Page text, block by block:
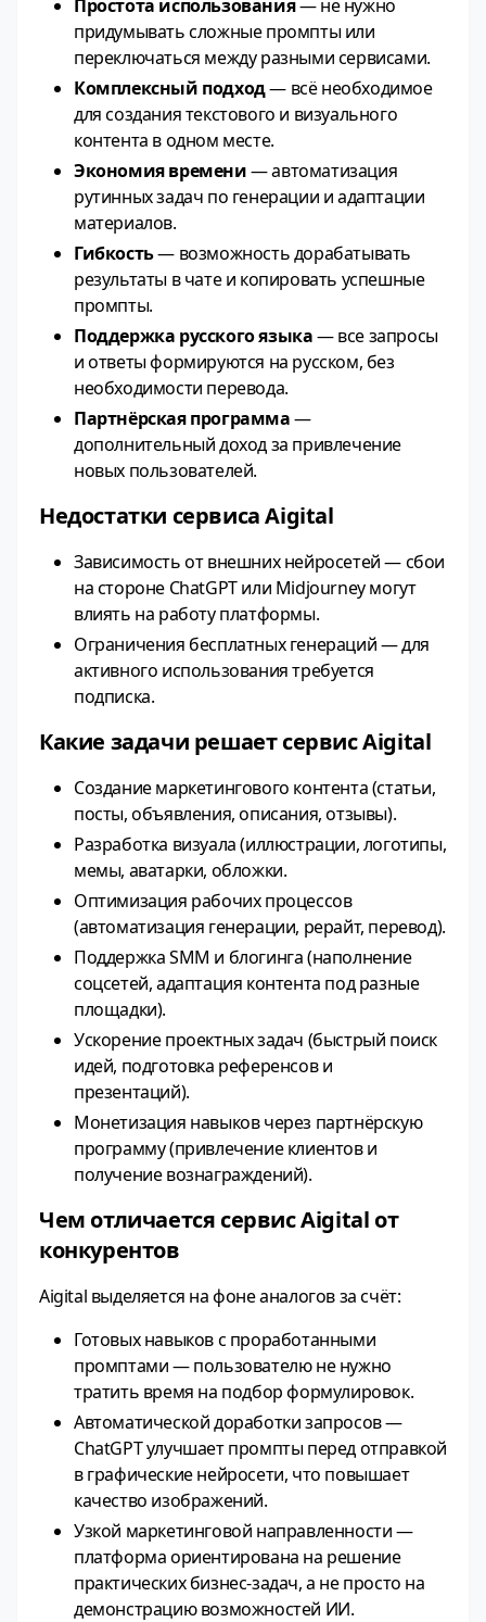
Простота использования— не нужно
придумывать сложные промпты или
переключаться между разными сервисами.
Комплексный подход— всё необходимое
для создания текстового и визуального
контента в одном месте.
Экономия времени— автоматизация
рутинных задач по генерации и адаптации
материалов.
Гибкость— возможность дорабатывать
результаты в чате и копировать успешные
промпты.
Поддержка русского языка— все запросы
и ответы формируются на русском, без
необходимости перевода.
Партнёрская программа—
дополнительный доход за привлечение
новых пользователей.
Недостатки сервиса Aigital
Зависимость от внешних нейросетей — сбои
на стороне ChatGPT или Midjourney могут
влиять на работу платформы.
Ограничения бесплатных генераций — для
активного использования требуется
подписка.
Какие задачи решает сервис Aigital
Создание маркетингового контента (статьи,
посты, объявления, описания, отзывы).
Разработка визуала (иллюстрации, логотипы,
мемы, аватарки, обложки.
Оптимизация рабочих процессов
(автоматизация генерации, рерайт, перевод).
Поддержка SMM и блогинга (наполнение
соцсетей, адаптация контента под разные
площадки).
Ускорение проектных задач (быстрый поиск
идей, подготовка референсов и
презентаций).
Монетизация навыков через партнёрскую
программу (привлечение клиентов и
получение вознаграждений).
Чем отличается сервис Aigital от
конкурентов
Aigital выделяется на фоне аналогов за счёт:
Готовых навыков с проработанными
промптами — пользователю не нужно
тратить время на подбор формулировок.
Автоматической доработки запросов —
ChatGPT улучшает промпты перед отправкой
в графические нейросети, что повышает
качество изображений.
Узкой маркетинговой направленности —
платформа ориентирована на решение
практических бизнес‑задач, а не просто на
демонстрацию возможностей ИИ.